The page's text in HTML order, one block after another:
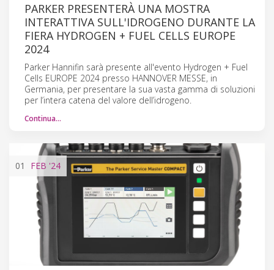
PARKER PRESENTERÀ UNA MOSTRA
INTERATTIVA SULL'IDROGENO DURANTE LA
FIERA HYDROGEN + FUEL CELLS EUROPE
2024
Parker Hannifin sarà presente all'evento Hydrogen + Fuel
Cells EUROPE 2024 presso HANNOVER MESSE, in
Germania, per presentare la sua vasta gamma di soluzioni
per l’intera catena del valore dell’idrogeno.
Continua…
01 FEB '24